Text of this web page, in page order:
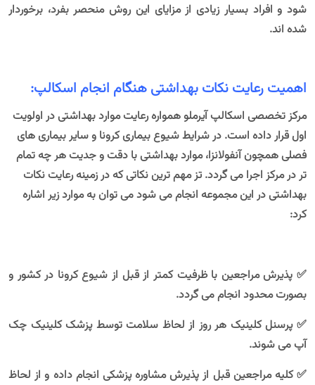
شود و افراد بسیار زیادی از مزایای این روش منحصر بفرد، برخوردار
شده اند.
اهمیت رعایت نکات بهداشتی هنگام انجام اسکالپ:
مرکز تخصصی اسکالپ آیرملو همواره رعایت موارد بهداشتی در اولویت
اول قرار داده است. در شرایط شیوع بیماری کرونا و سایر بیماری های
فصلی همچون آنفولانزا، موارد بهداشتی با دقت و جدیت هر چه تمام
تر در مرکز اجرا می گردد. تز مهم ترین نکاتی که در زمینه رعایت نکات
بهداشتی در این مجموعه انجام می شود می توان به موارد زیر اشاره
کرد:
✅ پذیرش مراجعین با ظرفیت کمتر از قبل از شیوع کرونا در کشور و
بصورت محدود انجام می گردد.
✅ پرسنل کلینیک هر روز از لحاظ سلامت توسط پزشک کلینیک چک
آپ می شوند.
✅ کلیه مراجعین قبل از پذیرش مشاوره پزشکی انجام داده و از لحاظ